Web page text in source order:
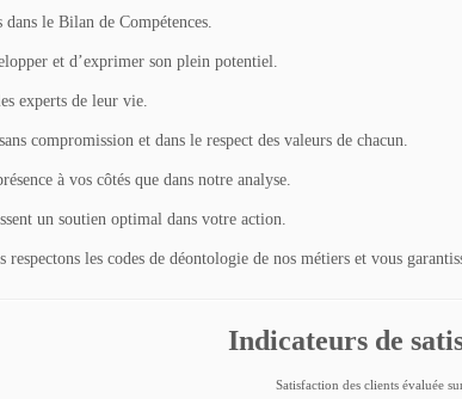
le Bilan de Compétences.
et d’exprimer son plein potentiel.
experts de leur vie.
compromission et dans le respect des valeurs de chacun.
à vos côtés que dans notre analyse.
un soutien optimal dans votre action.
respectons les codes de déontologie de nos métiers et vous
Indicateurs de
Satisfaction des clients évaluée